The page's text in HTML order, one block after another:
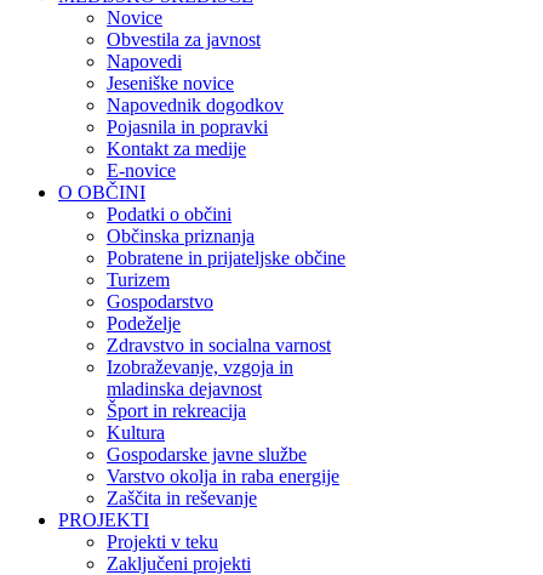
Novice
Obvestila za javnost
Napovedi
Jeseniške novice
Napovednik dogodkov
Pojasnila in popravki
Kontakt za medije
E-novice
O OBČINI
Podatki o občini
Občinska priznanja
Pobratene in prijateljske občine
Turizem
Gospodarstvo
Podeželje
Zdravstvo in socialna varnost
Izobraževanje, vzgoja in
mladinska dejavnost
Šport in rekreacija
Kultura
Gospodarske javne službe
Varstvo okolja in raba energije
Zaščita in reševanje
PROJEKTI
Projekti v teku
Zaključeni projekti